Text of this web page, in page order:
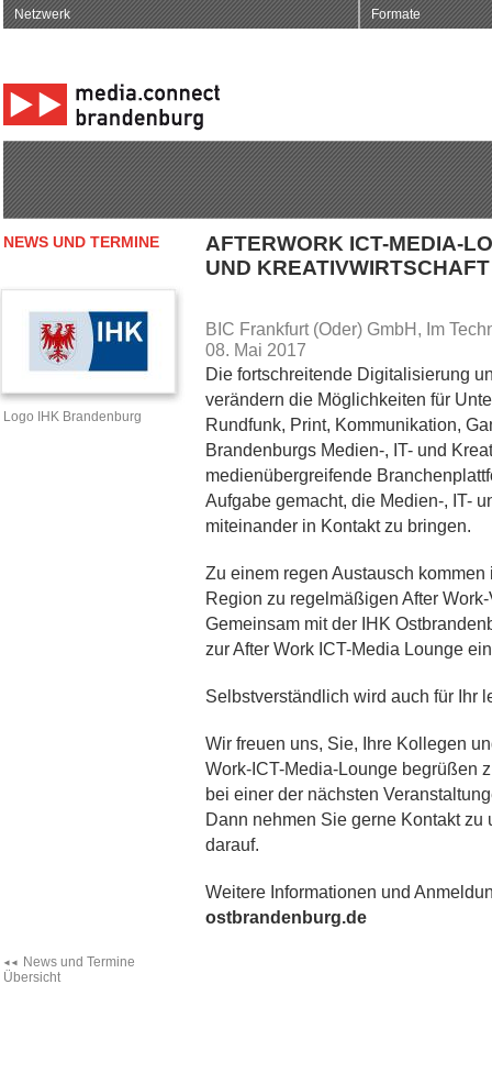
Netzwerk Formate
NEWS UND TERMINE
Logo IHK Brandenburg
AFTERWORK ICT-MEDIA-
UND KREATIVWIRTSCHAFT
BIC Frankfurt (Oder) GmbH, Im
08. Mai 2017
Die fortschreitende Digitalisierung
verändern die Möglichkeiten für
Rundfunk, Print, Kommunikation,
Brandenburgs Medien-, IT- und
medienübergreifende
Aufgabe gemacht, die Medien-, IT-
miteinander in Kontakt zu bringen.
Zu einem regen Austausch
Region zu regelmäßigen After
Gemeinsam mit der IHK
zur After Work ICT-Media Lounge
Selbstverständlich wird auch für Ihr
Wir freuen uns, Sie, Ihre Kollegen
Work-ICT-Media-Lounge begrüßen
bei einer der nächsten
Dann nehmen Sie gerne Kontakt zu
darauf.
Weitere Informationen und
ostbrandenburg.de
News und Termine
Übersicht